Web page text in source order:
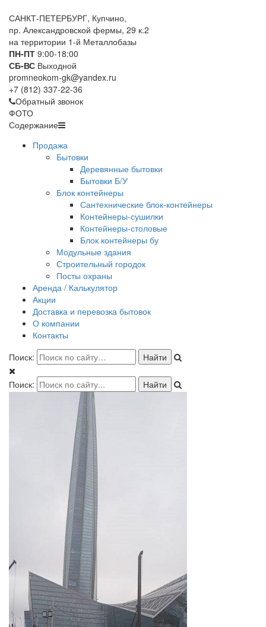
САНКТ-ПЕТЕРБУРГ, Купчино,
пр. Александровской фермы, 29 к.2
на территории 1-й Металлобазы
ПН-ПТ 9:00-18:00
СБ-ВС Выходной
promneokom-gk@yandex.ru
+7 (812) 337-22-36
Обратный звонок
ФОТО
Содержание
Продажа
Бытовки
Деревянные бытовки
Бытовки Б/У
Блок контейнеры
Сантехнические блок-контейнеры
Контейнеры-сушилки
Контейнеры-столовые
Блок контейнеры бу
Модульные здания
Строительный городок
Посты охраны
Аренда / Калькулятор
Акции
Доставка и перевозка бытовок
О компании
Контакты
Поиск:
Поиск: